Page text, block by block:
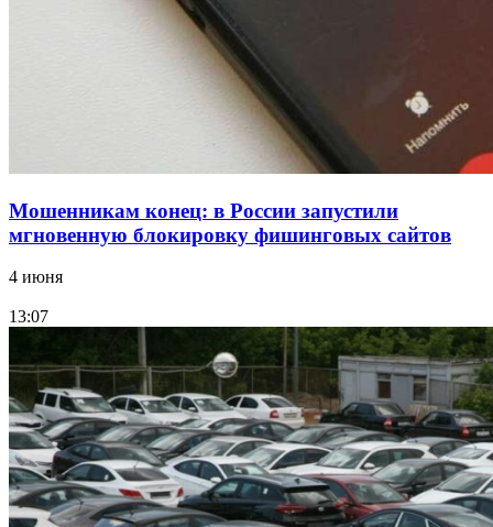
Фестиваль #ТриЧетыре в Волгограде пройдёт
11–13 сентября в рамках Года единства народов
Мошенникам конец: в России запустили
мгновенную блокировку фишинговых сайтов
4 июня
13:07